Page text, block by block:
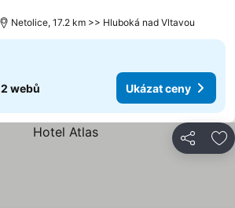
Netolice, 17.2 km >> Hluboká nad Vltavou
2 webů Ukázat ceny
Sdílet